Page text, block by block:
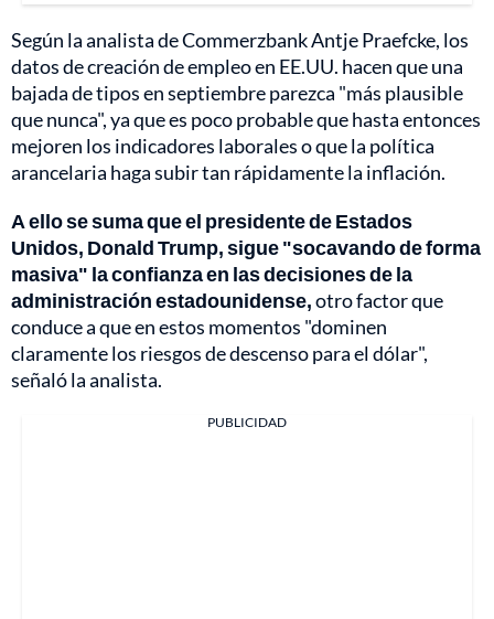
Según la analista de Commerzbank Antje Praefcke, los
datos de creación de empleo en EE.UU. hacen que una
bajada de tipos en septiembre parezca "más plausible
que nunca", ya que es poco probable que hasta entonces
mejoren los indicadores laborales o que la política
arancelaria haga subir tan rápidamente la inflación.
A ello se suma que el presidente de Estados
Unidos, Donald Trump, sigue "socavando de forma
masiva" la confianza en las decisiones de la
administración estadounidense,otro factor que
conduce a que en estos momentos "dominen
claramente los riesgos de descenso para el dólar",
señaló la analista.
PUBLICIDAD